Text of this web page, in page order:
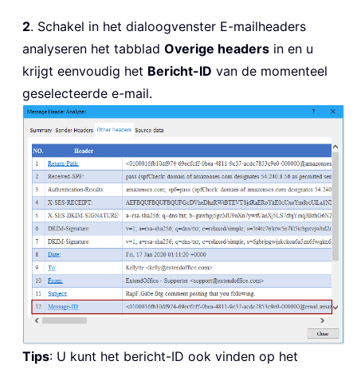
2. Schakel in het dialoogvenster E-mailheaders
analyseren het tabblad Overige headers in en u
krijgt eenvoudig het Bericht-ID van de momenteel
geselecteerde e-mail.
Tips: U kunt het bericht-ID ook vinden op het